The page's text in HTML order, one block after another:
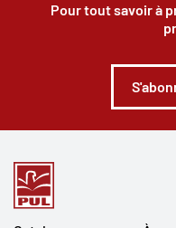
Pour tout savoir à